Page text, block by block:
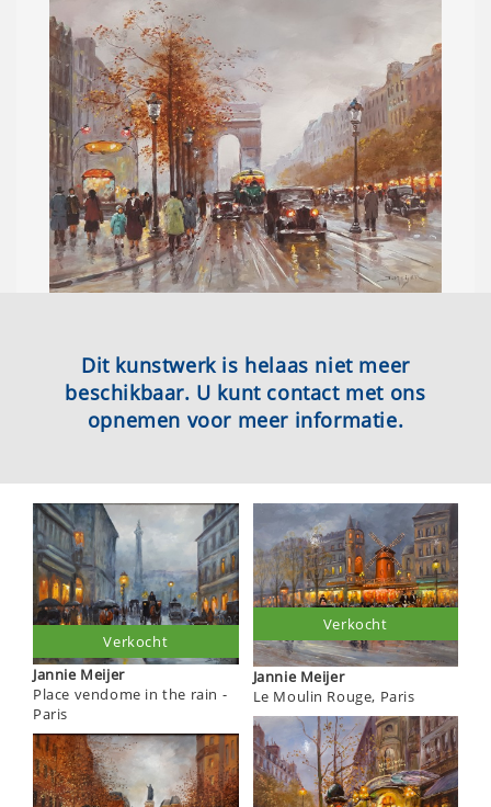
Dit kunstwerk is helaas niet meer
beschikbaar. U kunt contact met ons
opnemen voor meer informatie.
Jannie Meijer
Place vendome in the rain -
Paris
Verkocht
Jannie Meijer
Le Moulin Rouge, Paris
Verkocht